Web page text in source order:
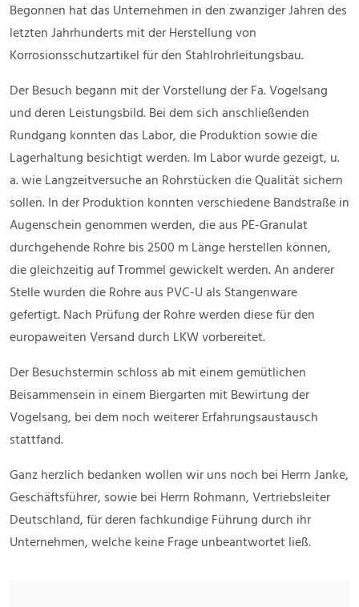
Begonnen hat das Unternehmen in den zwanziger Jahren des
letzten Jahrhunderts mit der Herstellung von
Korrosionsschutzartikel für den Stahlrohrleitungsbau.
Der Besuch begann mit der Vorstellung der Fa. Vogelsang
und deren Leistungsbild. Bei dem sich anschließenden
Rundgang konnten das Labor, die Produktion sowie die
Lagerhaltung besichtigt werden. Im Labor wurde gezeigt, u.
a. wie Langzeitversuche an Rohrstücken die Qualität sichern
sollen. In der Produktion konnten verschiedene Bandstraße in
Augenschein genommen werden, die aus PE-Granulat
durchgehende Rohre bis 2500 m Länge herstellen können,
die gleichzeitig auf Trommel gewickelt werden. An anderer
Stelle wurden die Rohre aus PVC-U als Stangenware
gefertigt. Nach Prüfung der Rohre werden diese für den
europaweiten Versand durch LKW vorbereitet.
Der Besuchstermin schloss ab mit einem gemütlichen
Beisammensein in einem Biergarten mit Bewirtung der
Vogelsang, bei dem noch weiterer Erfahrungsaustausch
stattfand.
Ganz herzlich bedanken wollen wir uns noch bei Herrn Janke,
Geschäftsführer, sowie bei Herrn Rohmann, Vertriebsleiter
Deutschland, für deren fachkundige Führung durch ihr
Unternehmen, welche keine Frage unbeantwortet ließ.